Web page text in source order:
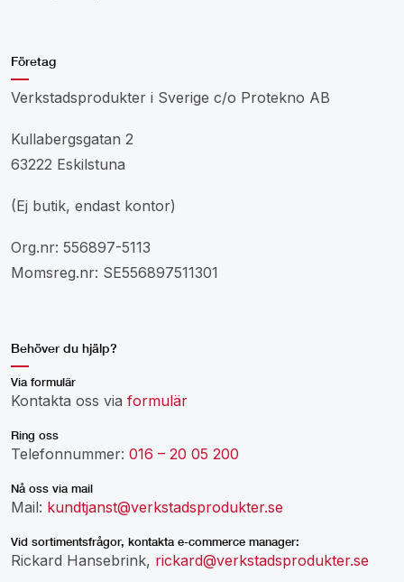
Företag
Verkstadsprodukter i Sverige c/o Protekno AB
Kullabergsgatan 2
63222 Eskilstuna
(Ej butik, endast kontor)
Org.nr: 556897-5113
Momsreg.nr: SE556897511301
Behöver du hjälp?
Via formulär
Kontakta oss via formulär
Ring oss
Telefonnummer: 016 – 20 05 200
Nå oss via mail
Mail: kundtjanst@verkstadsprodukter.se
Vid sortimentsfrågor, kontakta e-commerce manager:
Rickard Hansebrink, rickard@verkstadsprodukter.se